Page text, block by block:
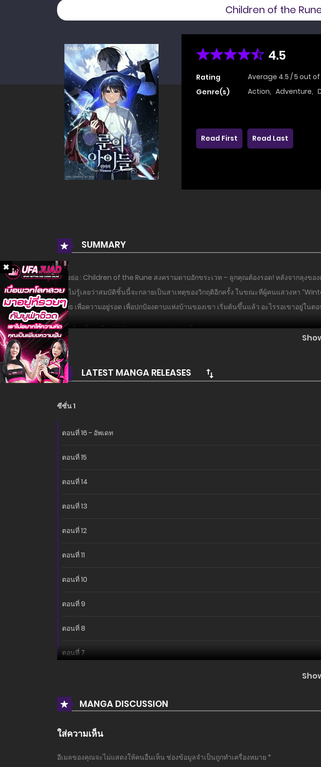
Children of the
4.5
Rating Average 4.5 /5 out of
Genre(s)
Action, Adventure,
Read First
Read Last
SUMMARY
เรื่องย่อ : Children of the Rune สงครามดาบอักขระเวท – ลูกคุณต้องรอด! หลังจากลุงข
เขาไม่รู้เลยว่าสมบัติชิ้นนี้จะกลายเป็นสาเหตุของวิกฤติอีกครั้ง ในขณะที่ผู้คนแสวงหา
Boris เพื่อความอยู่รอด เพื่อปกป้องดาบแห่งบ้านของเขา เริ่มต้นขึ้นแล้ว อะไรรอเขาอยู่ใน
อ่านเรื่องนี้ก่อนใครได้ที่ MANGA-LC.NET เท่านั้น!
LATEST MANGA RELEASES
ซีซั่น 1
ตอนที่ 16 - อัพเดท
ตอนที่ 15
ตอนที่ 14
ตอนที่ 13
ตอนที่ 12
ตอนที่ 11
ตอนที่ 10
ตอนที่ 9
ตอนที่ 8
ตอนที่ 7
ตอนที่ 5MANGA DISCUSSION
ใส่ความเห็น
อีเมลของคุณจะไม่แสดงให้คนอื่นเห็น ช่องข้อมูลจำเป็นถูกทำเครื่องหมาย *